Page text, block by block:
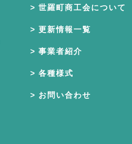
世羅町商工会について
更新情報一覧
事業者紹介
各種様式
お問い合わせ